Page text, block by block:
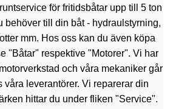
för fritidsbåtar upp till 5 ton
behöver till din båt - hydraulstyrning,
mm. Hos oss kan du även köpa
"Båtar" respektive "Motorer". Vi har
och våra mekaniker går
våra leverantörer. Vi reparerar din
hittar du under fliken "Service".